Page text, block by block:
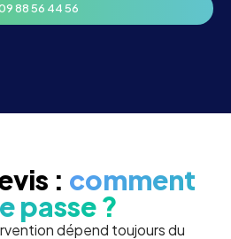
88 56 44 56
: comment
passe ?
dépend toujours du